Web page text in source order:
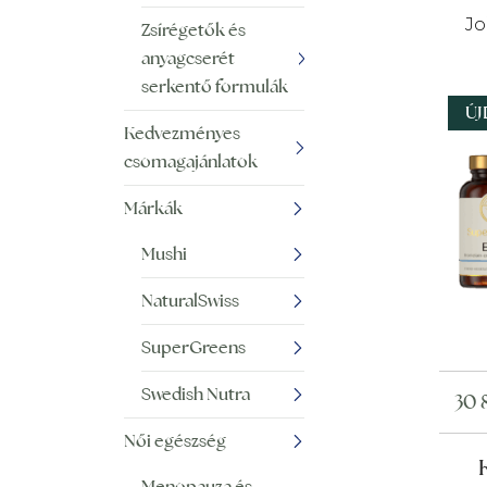
30
Zsírégetők és
anyagcserét
serkentő formulák
Kedvezményes
csomagajánlatok
Márkák
Mushi
NaturalSwiss
SuperGreens
Swedish Nutra
Női egészség